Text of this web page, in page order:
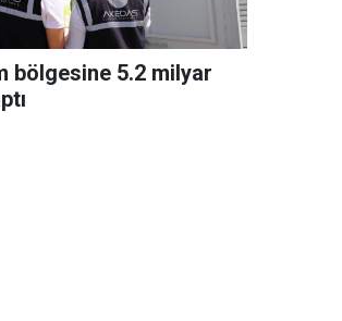
bölgesine 5.2 milyar